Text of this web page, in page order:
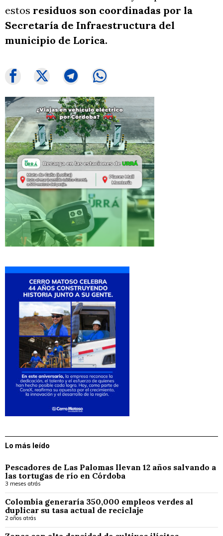
estos residuos son coordinadas por la
Secretaría de Infraestructura del
municipio de Lorica.
Lo más leído
Pescadores de Las Palomas llevan 12 años salvando a
las tortugas de río en Córdoba
3 meses atrás
Colombia generaría 350,000 empleos verdes al
duplicar su tasa actual de reciclaje
2 años atrás